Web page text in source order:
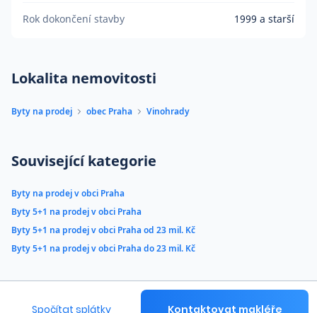
Rok dokončení stavby 1999 a starší
Lokalita nemovitosti
Byty na prodej obec Praha Vinohrady
Související kategorie
Byty na prodej v obci Praha
Byty 5+1 na prodej v obci Praha
Byty 5+1 na prodej v obci Praha od 23 mil. Kč
Byty 5+1 na prodej v obci Praha do 23 mil. Kč
Spočítat splátky Kontaktovat makléře